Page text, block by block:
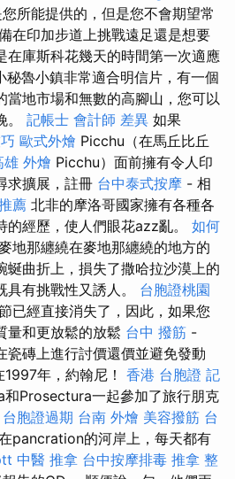
所能提供的，但是您不會期望常
在印加步道上挑戰遠足還是想要
在庫斯科花幾天的時間第一次適應
秘魯小鎮非常適合明信片，有一個
當地市場和無數的高腳山，您可以
。 記帳士 會計師 差異 如果
歐式外燴 Picchu（在馬丘比丘
雄 外燴 Picchu）面前擁有令人印
求擴展，註冊 台中泰式按摩 - 相
薦 北非的摩洛哥國家擁有各種各
的經歷，使人們眼花azz亂。 如何
地那纏繞在麥地那纏繞的地方的
蜒曲折上，損失了撒哈拉沙漠上的
有挑戰性又誘人。 台胞證桃園
已經直接消失了，因此，如果您
量和更放鬆的放鬆 台中 撥筋 -
瓷磚上進行討價還價並避免發動
年，約翰尼！ 香港 台胞證 記
Prosectura一起參加了旅行朋克
台胞證過期 台南 外燴 美容撥筋 台
pancration的河岸上，每天都有
中醫 推拿 台中按摩排毒 推拿 整